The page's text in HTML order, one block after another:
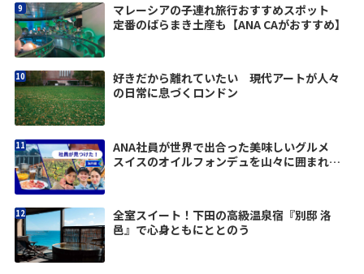
マレーシアの子連れ旅行おすすめスポット
定番のばらまき土産も【ANA CAがおすすめ】
好きだから離れていたい 現代アートが人々
の日常に息づくロンドン
ANA社員が世界で出合った美味しいグルメ
スイスのオイルフォンデュを山々に囲まれて
全室スイート！下田の高級温泉宿『別邸 洛
邑』で心身ともにととのう